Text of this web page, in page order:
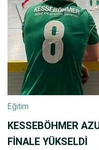
Eğitim
KESSEBÖHMER
FINALE YÜKSELDI